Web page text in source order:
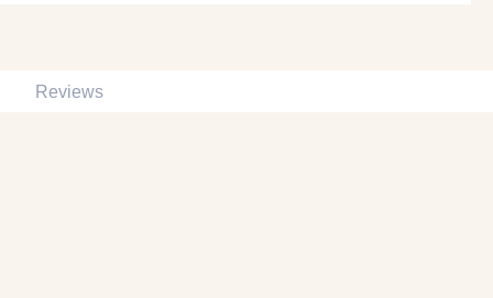
Reviews